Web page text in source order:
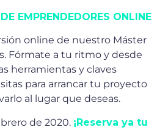
EMPRENDEDORES ONLINE
online de nuestro Máster
Fórmate a tu ritmo y desde
herramientas y claves
para arrancar tu proyecto
al lugar que deseas.
de 2020. ¡Reserva ya tu